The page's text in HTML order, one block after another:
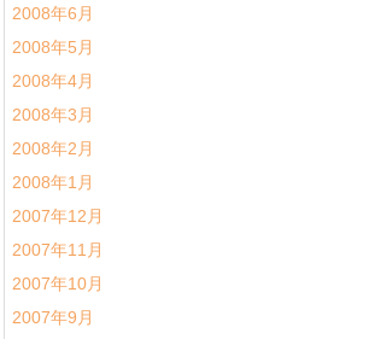
2008年6月
2008年5月
2008年4月
2008年3月
2008年2月
2008年1月
2007年12月
2007年11月
2007年10月
2007年9月